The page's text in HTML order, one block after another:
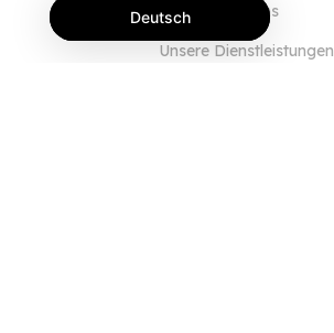
Über uns
Unsere Dienstleistungen
Deutsch